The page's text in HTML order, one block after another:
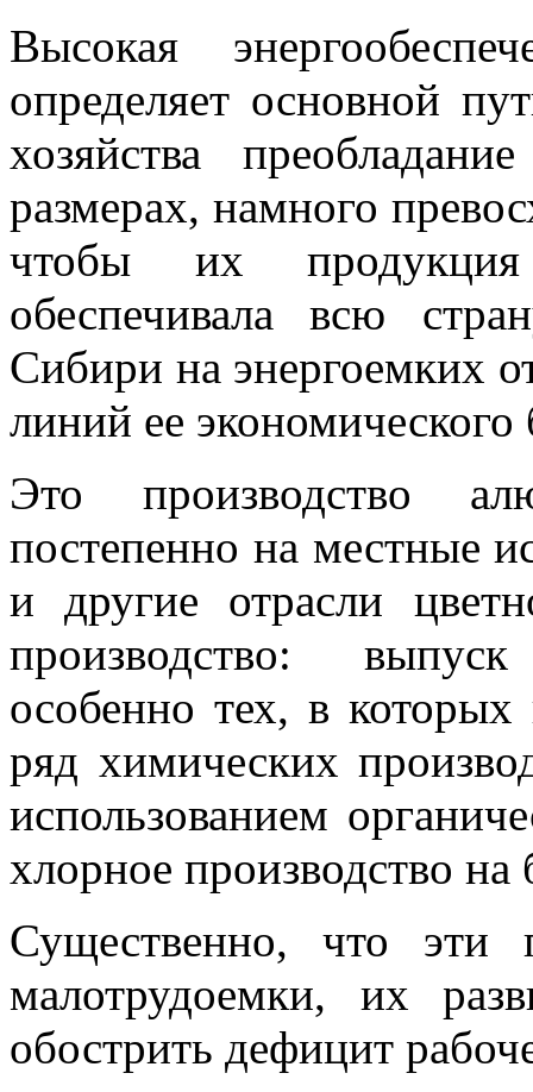
Высокая
определяет основной
хозяйства
размерах, намного
чтобы их
обеспечивала всю
Сиби­ри на энергоемких
линий ее экономического
Это производство
постепенно на местные
и другие отрасли
производство:
особенно тех, в
ряд химиче­ских
использованием
хлорное производство на
Существенно, что эти
малотрудоемки, их
обострить дефицит